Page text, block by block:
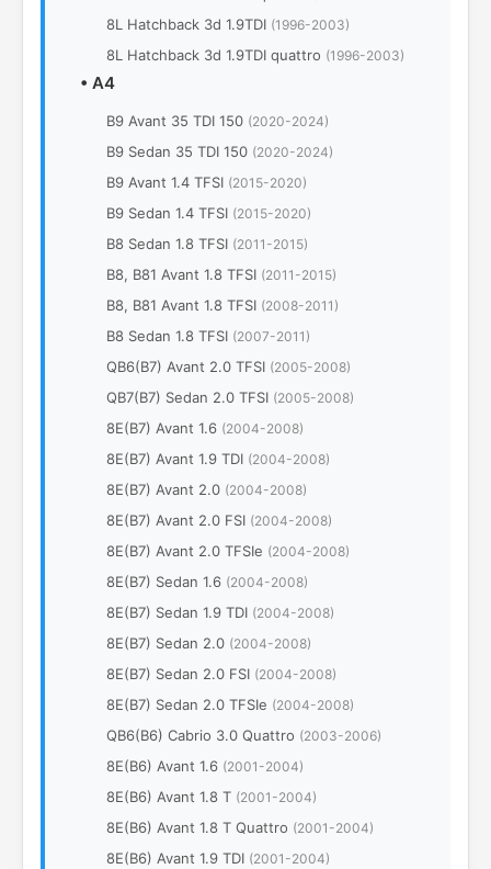
8L Hatchback 3d 1.9TDI (1996-2003)
8L Hatchback 3d 1.9TDI quattro (1996-2003)
• A4
B9 Avant 35 TDI 150 (2020-2024)
B9 Sedan 35 TDI 150 (2020-2024)
B9 Avant 1.4 TFSI (2015-2020)
B9 Sedan 1.4 TFSI (2015-2020)
B8 Sedan 1.8 TFSI (2011-2015)
B8, B81 Avant 1.8 TFSI (2011-2015)
B8, B81 Avant 1.8 TFSI (2008-2011)
B8 Sedan 1.8 TFSI (2007-2011)
QB6(B7) Avant 2.0 TFSI (2005-2008)
QB7(B7) Sedan 2.0 TFSI (2005-2008)
8E(B7) Avant 1.6 (2004-2008)
8E(B7) Avant 1.9 TDI (2004-2008)
8E(B7) Avant 2.0 (2004-2008)
8E(B7) Avant 2.0 FSI (2004-2008)
8E(B7) Avant 2.0 TFSIe (2004-2008)
8E(B7) Sedan 1.6 (2004-2008)
8E(B7) Sedan 1.9 TDI (2004-2008)
8E(B7) Sedan 2.0 (2004-2008)
8E(B7) Sedan 2.0 FSI (2004-2008)
8E(B7) Sedan 2.0 TFSIe (2004-2008)
QB6(B6) Cabrio 3.0 Quattro (2003-2006)
8E(B6) Avant 1.6 (2001-2004)
8E(B6) Avant 1.8 T (2001-2004)
8E(B6) Avant 1.8 T Quattro (2001-2004)
8E(B6) Avant 1.9 TDI (2001-2004)